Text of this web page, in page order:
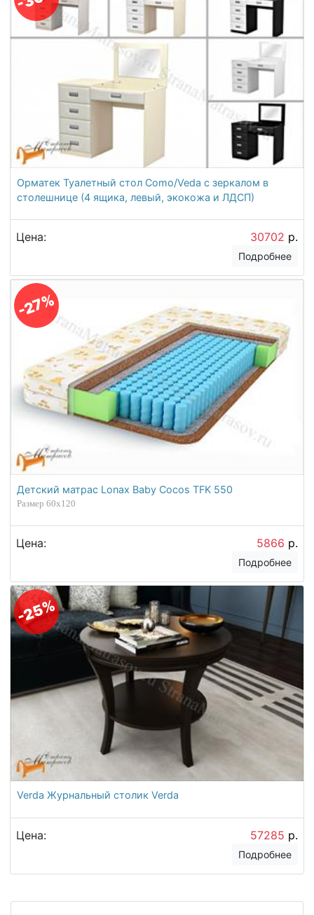
Орматек Туалетный стол Como/Veda с зеркалом в
столешнице (4 ящика, левый, экокожа и ЛДСП)
Цена: 30702 р.
Подробнее
-27%
Детский матрас Lonax Baby Cocos TFK 550
Размер 60х120
Цена: 5866 р.
Подробнее
-25%
Verda Журнальный столик Verda
Цена: 57285 р.
Подробнее